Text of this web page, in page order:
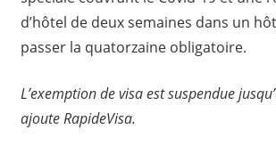
d’hôtel de deux semaines dans un
passer la quatorzaine obligatoire.
L’exemption de visa est suspendue
ajoute RapideVisa.